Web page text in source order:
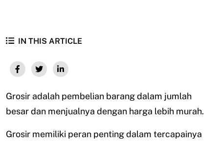
IN THIS ARTICLE
Grosir adalah pembelian barang dalam jumlah
besar dan menjualnya dengan harga lebih murah.
Grosir memiliki peran penting dalam tercapainya